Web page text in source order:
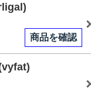
商品を確認